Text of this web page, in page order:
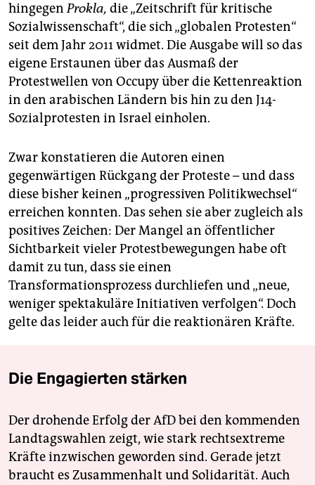
hingegenProkla, die „Zeitschrift für kritische
Sozialwissenschaft“, die sich „globalen Protesten“
seit dem Jahr 2011 widmet. Die Ausgabe will so das
eigene Erstaunen über das Ausmaß der
Protestwellen von Occupy über die Kettenreaktion
in den arabischen Ländern bis hin zu den J14-
Sozialprotesten in Israel einholen.
Zwar konstatieren die Autoren einen
gegenwärtigen Rückgang der Proteste – und dass
diese bisher keinen „progressiven Politikwechsel“
erreichen konnten. Das sehen sie aber zugleich als
positives Zeichen: Der Mangel an öffentlicher
Sichtbarkeit vieler Protestbewegungen habe oft
damit zu tun, dass sie einen
Transformationsprozess durchliefen und „neue,
weniger spektakuläre Initiativen verfolgen“. Doch
gelte das leider auch für die reaktionären Kräfte.
Die Engagierten stärken
Der drohende Erfolg der AfD bei den kommenden
Landtagswahlen zeigt, wie stark rechtsextreme
Kräfte inzwischen geworden sind. Gerade jetzt
braucht es Zusammenhalt und Solidarität. Auch